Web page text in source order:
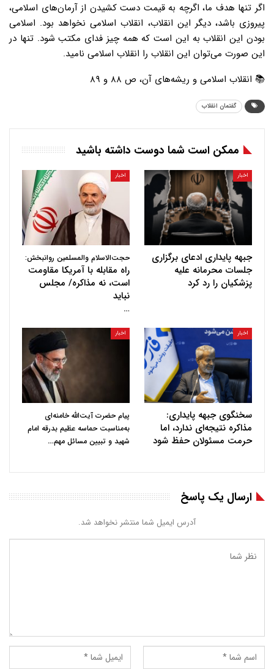
اگر تنها هدف ما، اگرچه به قیمت دست کشیدن از آرمان‌های اسلامی،
پیروزی باشد، دیگر این انقلاب، انقلاب اسلامی نخواهد بود. اسلامی
بودن این انقلاب به این است که همه چیز فدای مکتب شود. تنها در
این صورت می‌توان این انقلاب را انقلاب اسلامی نامید.
📚 انقلاب اسلامی و ریشه‌های آن، ص ۸۸ و ۸۹
گفتمان انقلاب
ممکن است شما دوست داشته باشید
اخبار
جبهه پایداری ادعای برگزاری
جلسات محرمانه علیه
پزشکیان را رد کرد
اخبار
حجت‌الاسلام والمسلمین روانبخش:
راه مقابله با آمریکا مقاومت
است، نه مذاکره/ مجلس
نباید
…
اخبار
سخنگوی جبهه پایداری:
مذاکره نتیجه‌ای ندارد، اما
حرمت مسئولان حفظ شود
اخبار
پیام حضرت آیت‌الله خامنه‌ای
به‌مناسبت حماسه عظیم بدرقه امام
شهید و تبیین مسائل مهم…
ارسال یک پاسخ
آدرس ایمیل شما منتشر نخواهد شد.